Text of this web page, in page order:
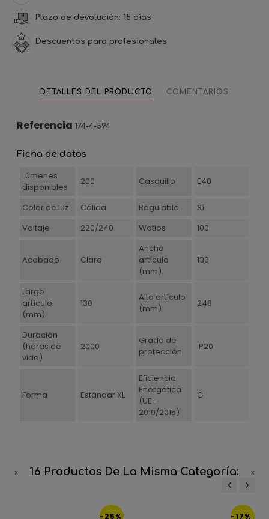
Plazo de devolución: 15 días
Descuentos para profesionales
DETALLES DEL PRODUCTO COMENTARIOS
Referencia 174-4-594
Ficha de datos
Lúmenes
disponibles
200 Casquillo E40
Color de luz Cálida Regulable
Sí
Voltaje
220/240 Watios 100
Acabado Claro
Ancho
artículo
(mm)
130
Largo
artículo
(mm)
130
Alto artículo
(mm)
248
Duración
(horas de
vida)
2000
Grado de
protección
IP20
Forma Estándar XL
Eficiencia
Energética
(UE-
2019/2015)
G
16 Productos De La Misma Categoría:
-25% -17%